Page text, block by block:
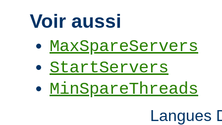
Voir aussi
MaxSpareServers
StartServers
MinSpareThreads
Langues